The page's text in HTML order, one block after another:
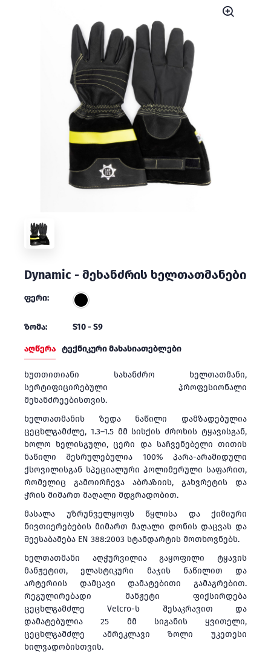
Dynamic - მეხანძრის ხელთათმანები
ფერი:
ზომა: S10 - S9
აღწერა ტექნიკური მახასიათებლები
ხუთთითიანი სახანძრო ხელთათმანი,
სერტიფიცირებული პროფესიონალი
მეხანძრეებისთვის.
ხელთათმანის ზედა ნაწილი დამზადებულია
ცეცხლგამძლე, 1.3–1.5 მმ სისქის ძროხის ტყავისგან,
ხოლო ხელისგული, ცერი და საჩვენებელი თითის
ნაწილი შესრულებულია 100% პარა-არამიდული
ქსოვილისგან სპეციალური პოლიმერული საფარით,
რომელიც გამოირჩევა აბრაზიის, გახვრეტის და
ჭრის მიმართ მაღალი მდგრადობით.
მასალა უზრუნველყოფს წყლისა და ქიმიური
ნივთიერებების მიმართ მაღალი დონის დაცვას და
შეესაბამება EN 388:2003 სტანდარტის მოთხოვნებს.
ხელთათმანი აღჭურვილია გაყოფილი ტყავის
მანჟეტით, ელასტიკური მაჯის ნაწილით და
არტერიის დამცავი დამატებითი გამაგრებით.
რეგულირებადი მანჟეტი ფიქსირდება
ცეცხლგამძლე Velcro-ს შესაკრავით და
დამატებულია 25 მმ სიგანის ყვითელი,
ცეცხლგამძლე ამრეკლავი ზოლი უკეთესი
ხილვადობისთვის.